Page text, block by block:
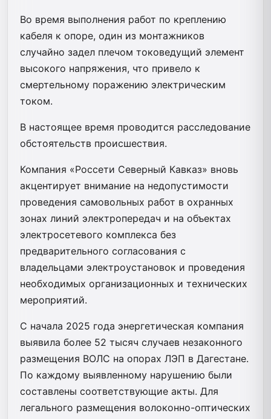
Во время выполнения работ по креплению
кабеля к опоре, один из монтажников
случайно задел плечом токоведущий элемент
высокого напряжения, что привело к
смертельному поражению электрическим
током.
В настоящее время проводится расследование
обстоятельств происшествия.
Компания «Россети Северный Кавказ» вновь
акцентирует внимание на недопустимости
проведения самовольных работ в охранных
зонах линий электропередач и на объектах
электросетевого комплекса без
предварительного согласования с
владельцами электроустановок и проведения
необходимых организационных и технических
мероприятий.
С начала 2025 года энергетическая компания
выявила более 52 тысяч случаев незаконного
размещения ВОЛС на опорах ЛЭП в Дагестане.
По каждому выявленному нарушению были
составлены соответствующие акты. Для
легального размещения волоконно-оптических